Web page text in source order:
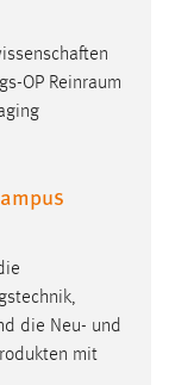
OP Reinraum
die Neu- und
mit